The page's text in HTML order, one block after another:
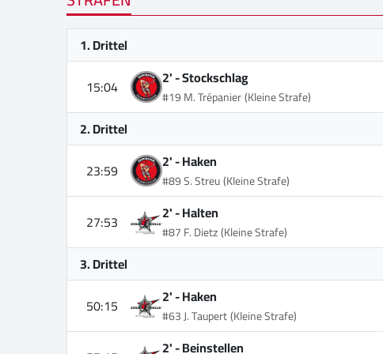
1. Drittel
15:04
2' -Stockschlag
#19 M. Trépanier(Kleine Strafe)
2. Drittel
23:59
2' -Haken
#89 S. Streu(Kleine Strafe)
27:53 2' -Halten
#87 F. Dietz(Kleine Strafe)
3. Drittel
50:15
2' -Haken
#63 J. Taupert(Kleine Strafe)
2' -Beinstellen